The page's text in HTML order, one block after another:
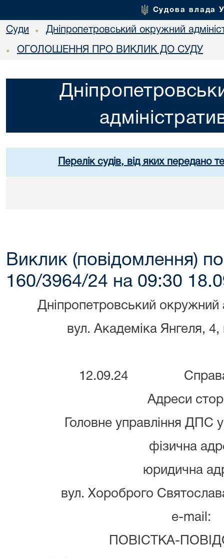
Судова влада
Суди • Дніпропетровський окружний
• ОГОЛОШЕННЯ ПРО ВИКЛИК ДО СУДУ
Перелік судів, від яких передано
Виклик (повідомлення)
160/3964/24 на 09:30
Дніпропетровський окружний
вул. Академіка Янгеля,
12.09.24
Адреси
Головне управління ДПС у
фізична
юридична
вул. Хороброго
e-
ПОВІСТКА-